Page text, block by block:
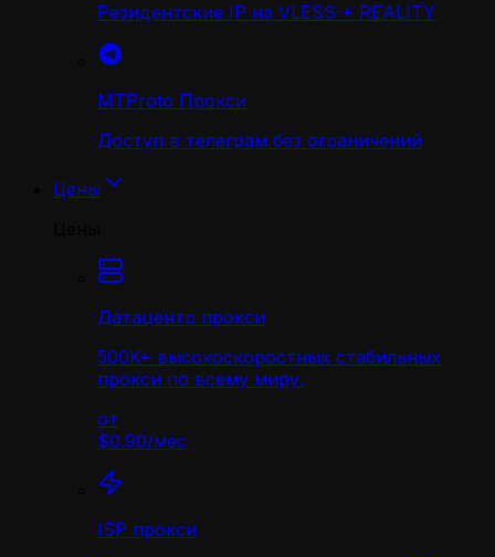
Резидентские IP на VLESS + REALITY
MTProto Прокси
Доступ в телеграм без ограничений
Цены
Датацентр прокси
500K+ высокоскоростных стабильных
прокси по всему миру.
от
$0.90/мес
ISP прокси